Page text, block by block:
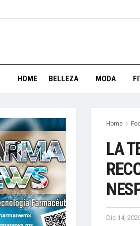
HOME BELLEZA MODA
Home
LA
Dic 14,